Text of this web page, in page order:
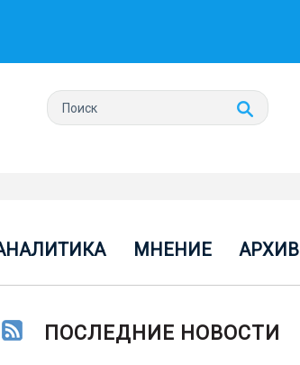
МНЕНИЕ АРХИВ
ПОСЛЕДНИЕ НОВОСТИ